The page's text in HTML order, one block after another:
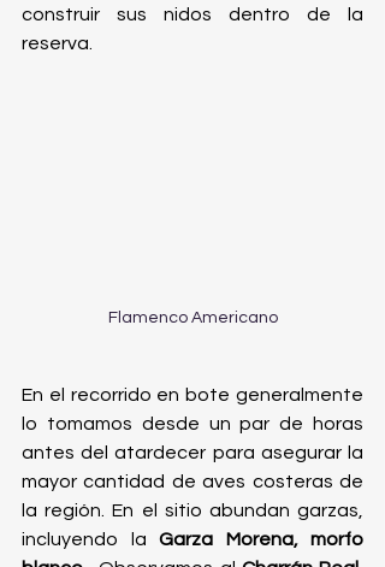
construir sus nidos dentro de la
reserva.
Flamenco Americano
En el recorrido en bote generalmente
lo tomamos desde un par de horas
antes del atardecer para asegurar la
mayor cantidad de aves costeras de
la región. En el sitio abundan garzas,
incluyendo la Garza Morena, morfo